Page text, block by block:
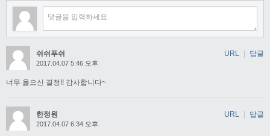
쉬쉬푸쉬
2017.04.07 5:46 오후
너무 옳으신 결정!! 감사합니다~
URL | 답글
한정원
2017.04.07 6:34 오후
URL | 답글